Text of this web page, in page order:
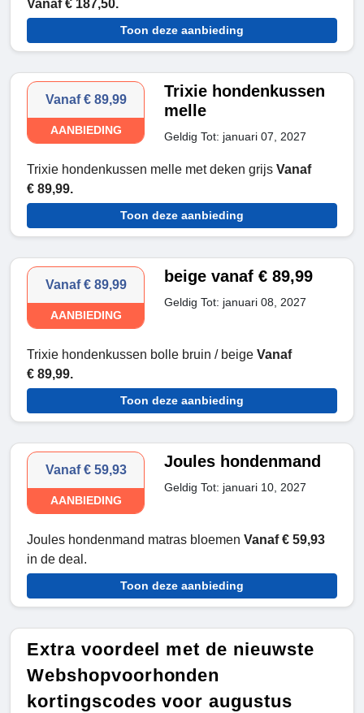
Vanaf € 187,50.
Toon deze aanbieding
Vanaf € 89,99
AANBIEDING
Trixie hondenkussen
melle
Geldig Tot: januari 07, 2027
Trixie hondenkussen melle met deken grijs Vanaf
€ 89,99.
Toon deze aanbieding
Vanaf € 89,99
AANBIEDING
beige vanaf € 89,99
Geldig Tot: januari 08, 2027
Trixie hondenkussen bolle bruin / beige Vanaf
€ 89,99.
Toon deze aanbieding
Vanaf € 59,93
AANBIEDING
Joules hondenmand
Geldig Tot: januari 10, 2027
Joules hondenmand matras bloemen Vanaf € 59,93
in de deal.
Toon deze aanbieding
Extra voordeel met de nieuwste
Webshopvoorhonden
kortingscodes voor augustus